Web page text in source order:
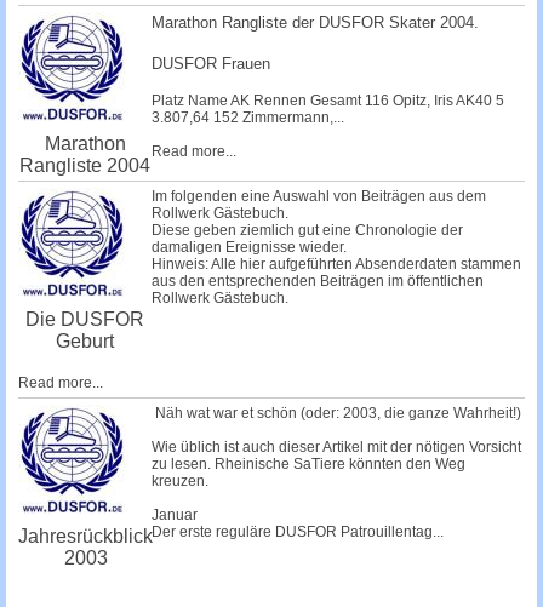
Marathon
Rangliste 2004
Marathon Rangliste der DUSFOR Skater 2004.
DUSFOR Frauen
Platz Name AK Rennen Gesamt 116 Opitz, IrisAK40 5
3.807,64 152 Zimmermann,...
Read more...
Die DUSFOR
Geburt
Im folgenden eine Auswahl von Beiträgen aus dem
Rollwerk Gästebuch.
Diese geben ziemlich gut eine Chronologie der
damaligen Ereignisse wieder.
Hinweis: Alle hier aufgeführten Absenderdaten stammen
aus den entsprechenden Beiträgen im öffentlichen
Rollwerk Gästebuch.
Read more...
Jahresrückblick
2003
Näh wat war et schön (oder: 2003, die ganze Wahrheit!)
Wie üblich ist auch dieser Artikel mit der nötigen Vorsicht
zu lesen. Rheinische SaTiere könnten den Weg
kreuzen.
Januar
Der erste reguläre DUSFOR Patrouillentag...